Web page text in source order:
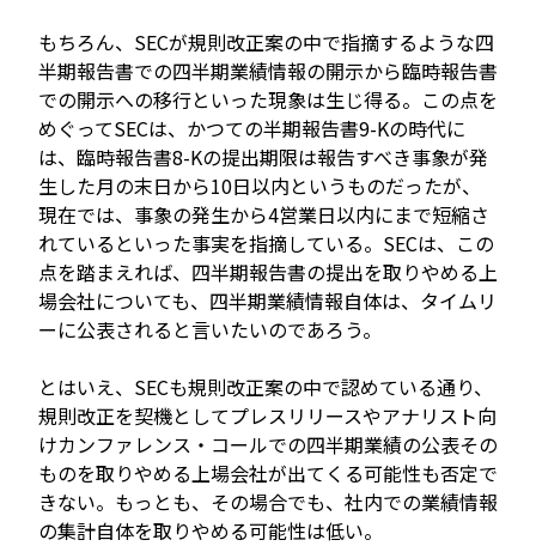
もちろん、SECが規則改正案の中で指摘するような四
半期報告書での四半期業績情報の開示から臨時報告書
での開示への移行といった現象は生じ得る。この点を
めぐってSECは、かつての半期報告書9-Kの時代に
は、臨時報告書8-Kの提出期限は報告すべき事象が発
生した月の末日から10日以内というものだったが、
現在では、事象の発生から4営業日以内にまで短縮さ
れているといった事実を指摘している。SECは、この
点を踏まえれば、四半期報告書の提出を取りやめる上
場会社についても、四半期業績情報自体は、タイムリ
ーに公表されると言いたいのであろう。
とはいえ、SECも規則改正案の中で認めている通り、
規則改正を契機としてプレスリリースやアナリスト向
けカンファレンス・コールでの四半期業績の公表その
ものを取りやめる上場会社が出てくる可能性も否定で
きない。もっとも、その場合でも、社内での業績情報
の集計自体を取りやめる可能性は低い。